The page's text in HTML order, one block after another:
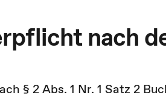
nach
§ 2 Abs. 1 Nr. 1 Satz 2